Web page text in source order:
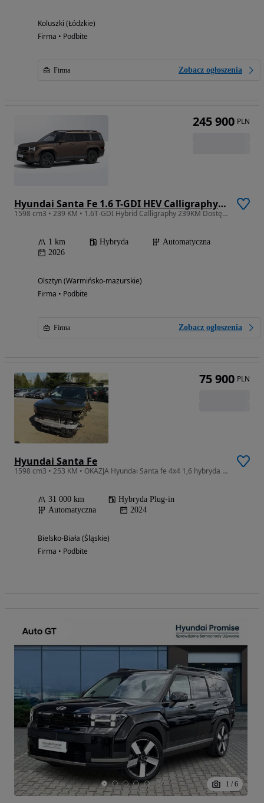
Koluszki (Łódzkie)
Firma • Podbite
Firma Zobacz ogłoszenia
Hyundai Santa Fe 1.6 T-GDI HEV Calligraphy 4WD 6os
1598 cm3 • 239 KM • 1.6T-GDI Hybrid Calligraphy 239KM Dostępny od ręki !
1 km Hybryda
Automatyczna
2026
Olsztyn (Warmińsko-mazurskie)
Firma • Podbite
Firma Zobacz ogłoszenia
245 900 PLN
Hyundai Santa Fe
1598 cm3 • 253 KM • OKAZJA Hyundai Santa fe 4x4 1,6 hybryda plug in 252km 2024r 31000km 7o
31 000 km
Hybryda Plug-in
Automatyczna
2024
Bielsko-Biała (Śląskie)
Firma • Podbite
75 900 PLN
1 / 6